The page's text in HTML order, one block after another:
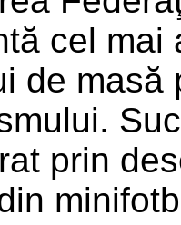
cel mai
de masă
prin